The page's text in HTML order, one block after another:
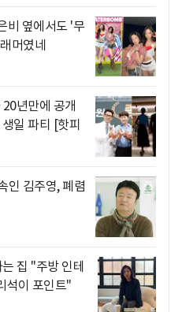
비 옆에서도 '무
머였네
년만에 공개
일 파티 [핫피
인 김주영, 폐렴
집 "주방 인테
석이 포인트"